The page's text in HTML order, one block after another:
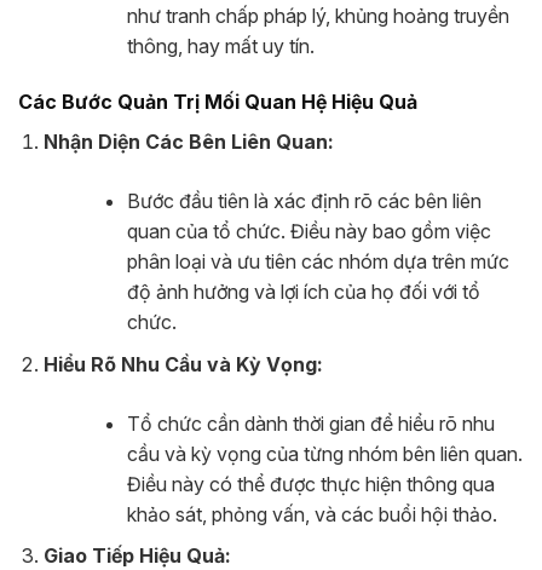
như tranh chấp pháp lý, khủng hoảng truyền
thông, hay mất uy tín.
Các Bước Quản Trị Mối Quan Hệ Hiệu Quả
Nhận Diện Các Bên Liên Quan:
Bước đầu tiên là xác định rõ các bên liên
quan của tổ chức. Điều này bao gồm việc
phân loại và ưu tiên các nhóm dựa trên mức
độ ảnh hưởng và lợi ích của họ đối với tổ
chức.
Hiểu Rõ Nhu Cầu và Kỳ Vọng:
Tổ chức cần dành thời gian để hiểu rõ nhu
cầu và kỳ vọng của từng nhóm bên liên quan.
Điều này có thể được thực hiện thông qua
khảo sát, phỏng vấn, và các buổi hội thảo.
Giao Tiếp Hiệu Quả: